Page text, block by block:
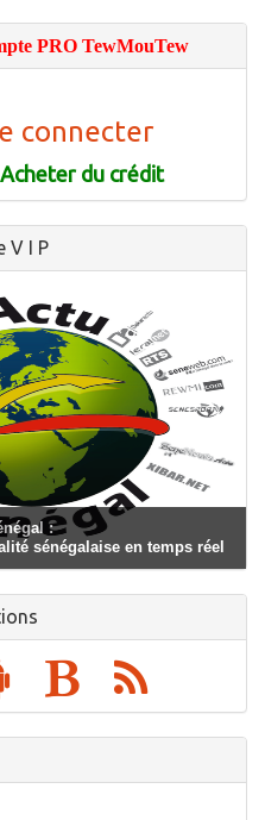
PRO TewMouTew
connecter
du crédit
V I P
:
sénégalaise en temps réel